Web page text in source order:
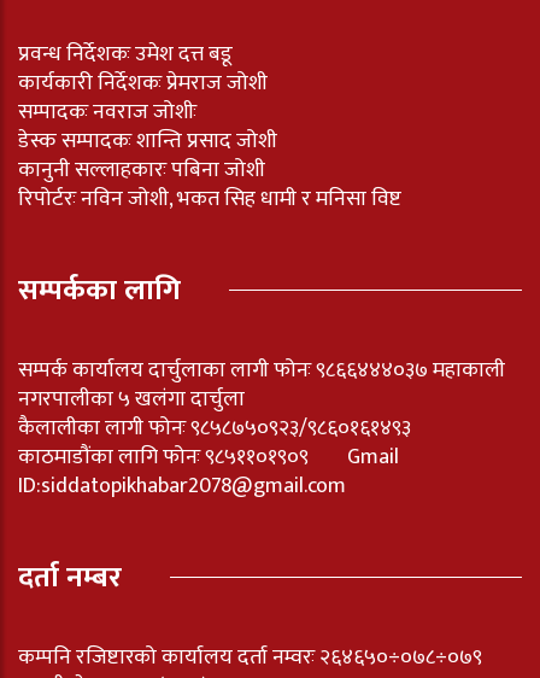
प्रवन्ध निर्देशकः उमेश दत्त बडू
कार्यकारी निर्देशकः प्रेमराज जोशी
सम्पादकः नवराज जोशीः
डेस्क सम्पादकः शान्ति प्रसाद जोशी
कानुनी सल्लाहकारः पबिना जोशी
रिपोर्टरः नविन जोशी, भकत सिह धामी र मनिसा विष्ट
सम्पर्कका लागि
सम्पर्क कार्यालय दार्चुलाका लागी फोनः ९८६६४४४०३७ महाकाली
नगरपालीका ५ खलंगा दार्चुला
कैलालीका लागी फोनः ९८५८७५०९२३/९८६०१६१४९३
काठमाडौंका लागि फोनः ९८५११०१९०९ Gmail
ID:siddatopikhabar2078@gmail.com
दर्ता नम्बर
कम्पनि रजिष्टारको कार्यालय दर्ता नम्वरः २६४६५०÷०७८÷०७९